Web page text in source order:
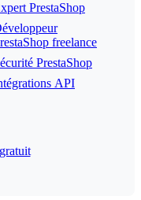
PrestaShop
freelance
PrestaShop
API